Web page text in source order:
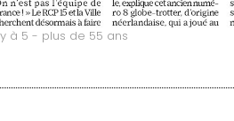
à 5 - plus de 55 ans